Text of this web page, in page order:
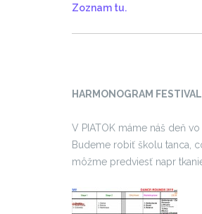
Zoznam tu.
HARMONOGRAM
V PIATOK máme náš deň
Budeme robiť školu tanca,
môžme predviesť napr